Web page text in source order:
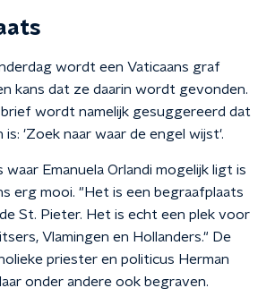
wordt een Vaticaans graf
kans dat ze daarin wordt gevonden.
brief wordt namelijk gesuggereerd dat
is: 'Zoek naar waar de engel wijst'.
waar Emanuela Orlandi mogelijk ligt is
erg mooi. "Het is een begraafplaats
St. Pieter. Het is echt een plek voor
Vlamingen en Hollanders." De
priester en politicus Herman
onder andere ook begraven.